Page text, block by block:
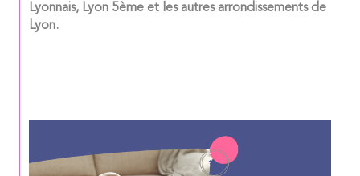
Lyonnais, Lyon 5ème et les autres arrondissements de
Lyon.